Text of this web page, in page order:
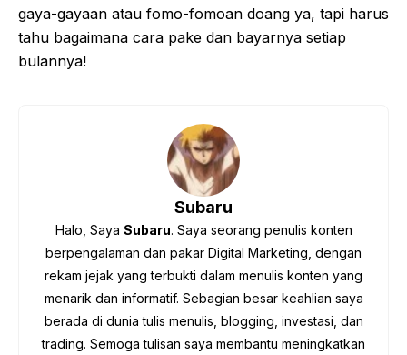
gaya-gayaan atau fomo-fomoan doang ya, tapi harus
tahu bagaimana cara pake dan bayarnya setiap
bulannya!
Subaru
Halo, Saya Subaru. Saya seorang penulis konten
berpengalaman dan pakar Digital Marketing, dengan
rekam jejak yang terbukti dalam menulis konten yang
menarik dan informatif. Sebagian besar keahlian saya
berada di dunia tulis menulis, blogging, investasi, dan
trading. Semoga tulisan saya membantu meningkatkan